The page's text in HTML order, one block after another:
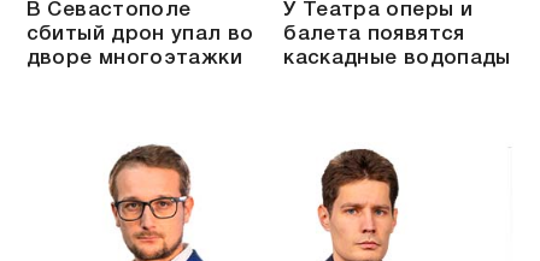
В Севастополе
сбитый дрон упал во
дворе многоэтажки
У Театра оперы и
балета появятся
каскадные водопады